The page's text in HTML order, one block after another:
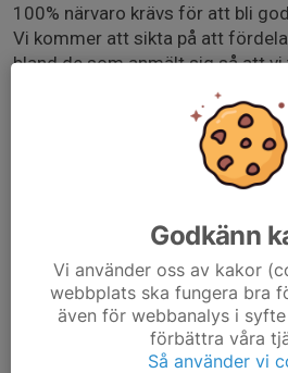
100% närvaro krävs för att bli
Vi kommer att sikta på att
bland de som anmält sig så att vi
16 nov 8.30-17.30
Godkänn
Vi använder oss av kakor
webbplats ska fungera bra
även för webbanalys i
förbättra våra
Så använder vi